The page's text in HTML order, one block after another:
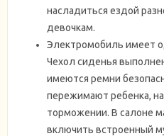
насладиться ездой
девочкам.
Электромобиль имеет
Чехол сиденья
имеются ремни
пережимают ребенка,
торможении. В салоне
включить встроенный